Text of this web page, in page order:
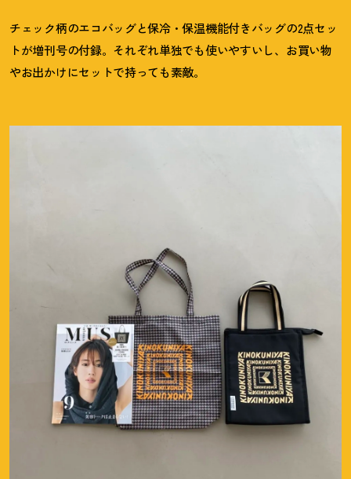
チェック柄のエコバッグと保冷・保温機能付きバッグの2点セッ
トが増刊号の付録。それぞれ単独でも使いやすいし、お買い物
やお出かけにセットで持っても素敵。